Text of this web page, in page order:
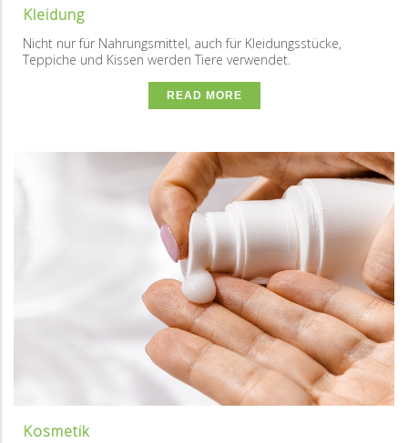
Kleidung
Nicht nur für Nahrungsmittel, auch für Kleidungsstücke,
Teppiche und Kissen werden Tiere verwendet.
READ MORE
Kosmetik